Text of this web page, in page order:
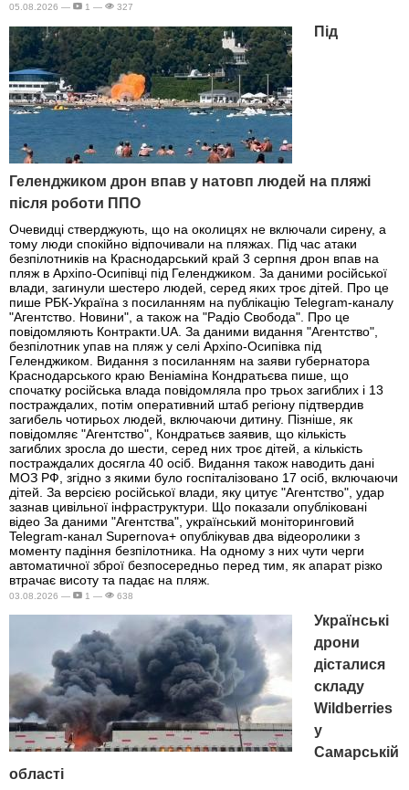
05.08.2026 — 1 — 327
Під
Геленджиком дрон впав у натовп людей на пляжі
після роботи ППО
Очевидці стверджують, що на околицях не включали сирену, а
тому люди спокійно відпочивали на пляжах. Під час атаки
безпілотників на Краснодарський край 3 серпня дрон впав на
пляж в Архіпо-Осипівці під Геленджиком. За даними російської
влади, загинули шестеро людей, серед яких троє дітей. Про це
пише РБК-Україна з посиланням на публікацію Telegram-каналу
"Агентство. Новини", а також на "Радіо Свобода". Про це
повідомляють Контракти.UA. За даними видання "Агентство",
безпілотник упав на пляж у селі Архіпо-Осипівка під
Геленджиком. Видання з посиланням на заяви губернатора
Краснодарського краю Веніаміна Кондратьєва пише, що
спочатку російська влада повідомляла про трьох загиблих і 13
постраждалих, потім оперативний штаб регіону підтвердив
загибель чотирьох людей, включаючи дитину. Пізніше, як
повідомляє "Агентство", Кондратьєв заявив, що кількість
загиблих зросла до шести, серед них троє дітей, а кількість
постраждалих досягла 40 осіб. Видання також наводить дані
МОЗ РФ, згідно з якими було госпіталізовано 17 осіб, включаючи
дітей. За версією російської влади, яку цитує "Агентство", удар
зазнав цивільної інфраструктури. Що показали опубліковані
відео За даними "Агентства", український моніторинговий
Telegram-канал Supernova+ опублікував два відеоролики з
моменту падіння безпілотника. На одному з них чути черги
автоматичної зброї безпосередньо перед тим, як апарат різко
втрачає висоту та падає на пляж.
03.08.2026 — 1 — 638
Українські
дрони
дісталися
складу
Wildberries
у
Самарській
області